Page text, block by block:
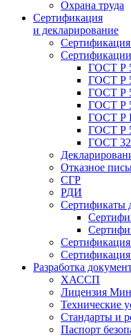
Охрана труда
Сертификация
и декларирование
ГОСТ Р
ГОСТ Р
ГОСТ Р
ГОСТ Р
ГОСТ Р
ГОСТ Р
ГОСТ
Отказное
СГР
РДИ
Сертификаты
Разработка
ХАССП
Лицензия
Технические
Стандарты и
Паспорт